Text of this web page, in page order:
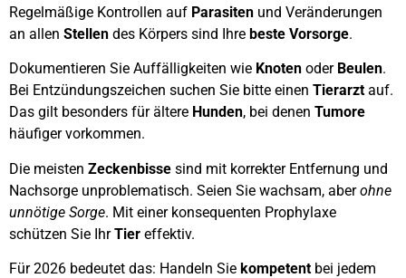
Regelmäßige Kontrollen auf Parasiten und Veränderungen
an allen Stellen des Körpers sind Ihre beste Vorsorge.
Dokumentieren Sie Auffälligkeiten wie Knoten oder Beulen.
Bei Entzündungszeichen suchen Sie bitte einen Tierarzt auf.
Das gilt besonders für ältere Hunden, bei denen Tumore
häufiger vorkommen.
Die meisten Zeckenbisse sind mit korrekter Entfernung und
Nachsorge unproblematisch. Seien Sie wachsam, aberohne
unnötige Sorge. Mit einer konsequenten Prophylaxe
schützen Sie IhrTier effektiv.
Für 2026 bedeutet das: Handeln Sie kompetent bei jedem